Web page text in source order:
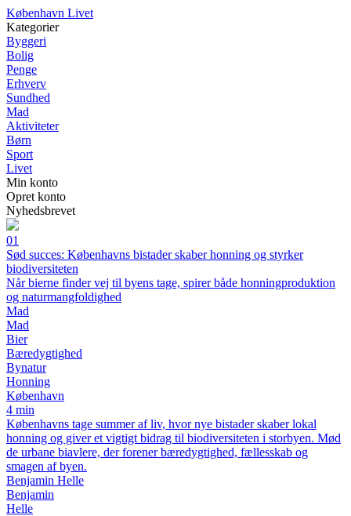
København Livet
Kategorier
Byggeri
Bolig
Penge
Erhverv
Sundhed
Mad
Aktiviteter
Børn
Sport
Livet
Min konto
Opret konto
Nyhedsbrevet
01
Sød succes: Københavns bistader skaber honning og styrker
biodiversiteten
Når bierne finder vej til byens tage, spirer både honningproduktion
og naturmangfoldighed
Mad
Mad
Bier
Bæredygtighed
Bynatur
Honning
København
4 min
Københavns tage summer af liv, hvor nye bistader skaber lokal
honning og giver et vigtigt bidrag til biodiversiteten i storbyen. Mød
de urbane biavlere, der forener bæredygtighed, fællesskab og
smagen af byen.
Benjamin Helle
Benjamin
Helle